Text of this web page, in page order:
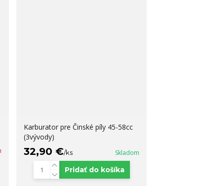
Karburator pre Činské píly 45-58cc
(3vývody)
32,90 €/ks Skladom
Pridať do košíka